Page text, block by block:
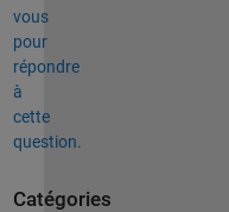
vous
pour
répondre
à
cette
question.
Catégories